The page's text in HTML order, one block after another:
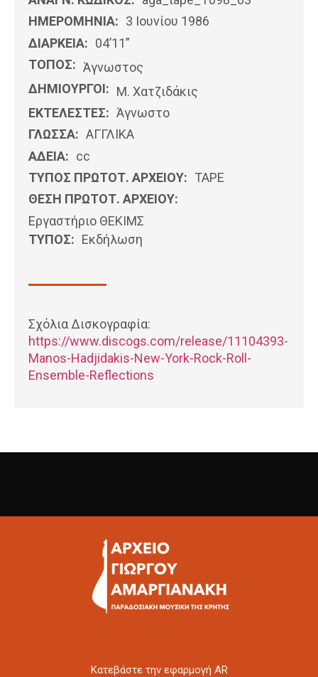
ΗΜΕΡΟΜΗΝΊΑ: 3 Ιουνίου 1986
ΔΙΑΡΚΕΙΑ: 04’11”
ΤΟΠΟΣ: Άγνωστος
ΔΗΜΙΟΥΡΓΟΙ: Μ. Χατζιδάκις
ΕΚΤΕΛΕΣΤΕΣ: Άγνωστο
ΓΛΩΣΣΑ: ΑΓΓΛΙΚΆ
ΑΔΕΙΑ: cc
ΤΥΠΟΣ ΠΡΩΤΟΤ. ΑΡΧΕΙΟΥ: ΤΑΡΕ
ΘΕΣΗ ΠΡΩΤΟΤ. ΑΡΧΕΙΟΥ:
Εργαστήριο ΘΕΚΙΜΣ
ΤΥΠΟΣ: Εκδήλωση
Σχόλια Δισκογραφία:
https://www.discogs.com/release/11104393-
Manos-Hadjidakis-New-York-Rock-Roll-
Ensemble-Reflections
Kατεβάστε την εφαρμογή AR